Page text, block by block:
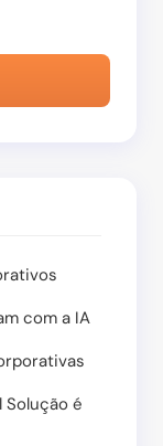
com a IA
Solução é